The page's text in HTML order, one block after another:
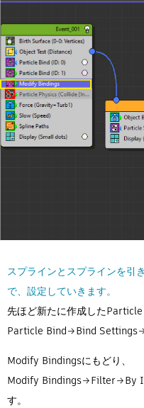
スプラインとスプラインを引
で、設定していきます。
先ほど新たに作成したParticle
Particle Bind→Bind
Modify Bindingsにもどり、
Modify Bindings→Filter→By
す。